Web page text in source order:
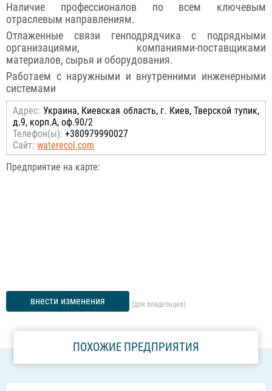
Наличие профессионалов по всем ключевым
отраслевым направлениям.
Отлаженные связи генподрядчика с подрядными
организациями, компаниями-поставщиками
материалов, сырья и оборудования.
Работаем с наружными и внутренними инженерными
системами
Адрес: Украина, Киевская область, г. Киев, Тверской тупик,
д.9, корп.А, оф.90/2
Телефон(ы): +380979990027
Сайт: waterecol.com
Предприятие на карте:
внести изменения (для владельцев)
ПОХОЖИЕ ПРЕДПРИЯТИЯ